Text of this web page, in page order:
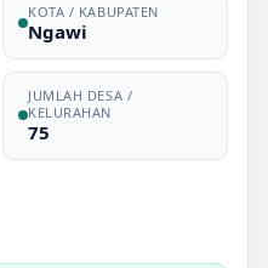
KOTA / KABUPATEN
Ngawi
JUMLAH DESA /
KELURAHAN
75